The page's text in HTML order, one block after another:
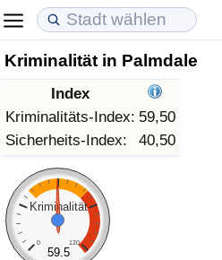
Kriminalität in Palmdale
Index
Kriminalitäts-Index: 59,50
Sicherheits-Index:
40,50
Kriminalität
0 120
59.5
Lebenshaltungskosten
Lebenshaltungskosten-Index
Lebenshaltungskosten-Index
Lebenshaltungskosten-Index
in Akaba
Immobilienpreise
Immobilienpreis-Index (aktuell)
Immobilienpreis-Index
Immobilienpreis-Index nach
Lebensqualität
Lebensqualität-Index
Lebensqualität-Index (aktuell)
Lebensqualitätsindex nach
Kriminalität